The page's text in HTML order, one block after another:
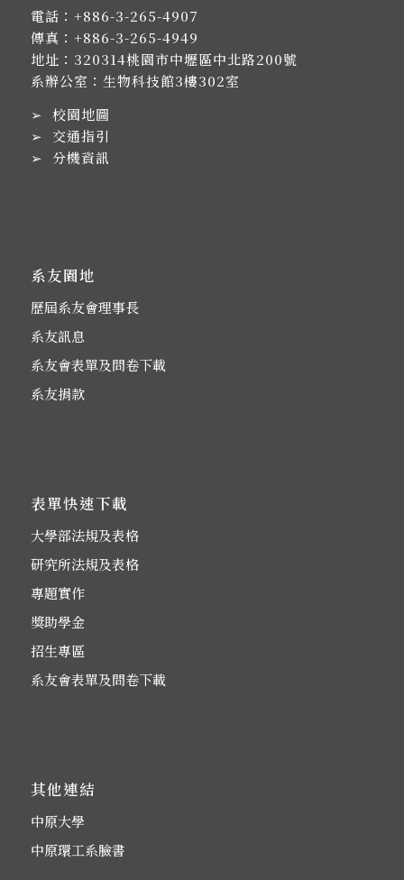
電話： +886-3-265-4907
傳真：+886-3-265-4949
地址： 320314桃園市中壢區中北路200號
系辦公室：生物科技館3樓302室
➢ 校園地圖
➢ 交通指引
➢ 分機資訊
系友園地
歷屆系友會理事長
系友訊息
系友會表單及問卷下載
系友捐款
表單快速下載
大學部法規及表格
研究所法規及表格
專題實作
獎助學金
招生專區
系友會表單及問卷下載
其他連結
中原大學
中原環工系臉書